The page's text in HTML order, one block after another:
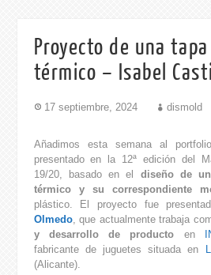
Proyecto de una
térmico – Isabel
17 septiembre, 2024 dismold
Añadimos esta semana al
presentado en la 12ª edición del
19/20, basado en el
diseño de
térmico y su correspondiente
plástico. El proyecto fue
Olmedo, que actualmente trabaja
y desarrollo de producto en
fabricante de juguetes situada en
(Alicante).